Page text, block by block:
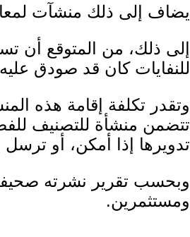
يضاف إلى ذلك منشآت
للنفايات كان قد صودق
وتقدر تكلفة إقامة هذه
تتضمن منشأة للتصنيف
تدويرها إذا أمكن، أو
وبحسب تقرير نشرته
ومستثمرين.